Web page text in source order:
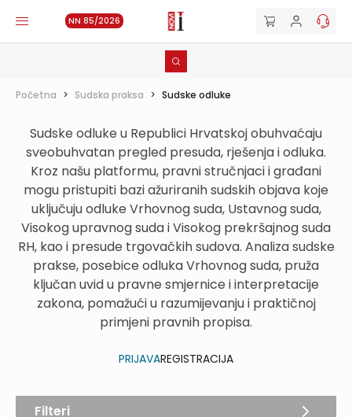
NN 85/2026
Početna > Sudska praksa > Sudske odluke
Sudske odluke u Republici Hrvatskoj obuhvaćaju
sveobuhvatan pregled presuda, rješenja i odluka.
Kroz našu platformu, pravni stručnjaci i građani
mogu pristupiti bazi ažuriranih sudskih objava koje
uključuju odluke Vrhovnog suda, Ustavnog suda,
Visokog upravnog suda i Visokog prekršajnog suda
RH, kao i presude trgovačkih sudova. Analiza sudske
prakse, posebice odluka Vrhovnog suda, pruža
ključan uvid u pravne smjernice i interpretacije
zakona, pomažući u razumijevanju i praktičnoj
primjeni pravnih propisa.
PRIJAVAREGISTRACIJA
Filteri